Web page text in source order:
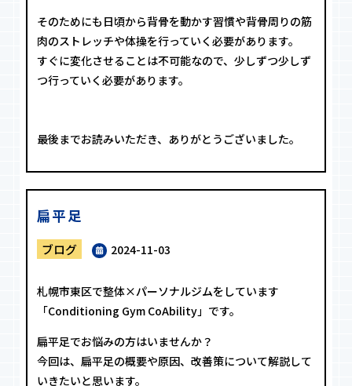
そのためにも日頃から背骨を動かす習慣や背骨周りの筋
肉のストレッチや体操を行っていく必要があります。
すぐに変化させることは不可能なので、少しずつ少しず
つ行っていく必要があります。
最後までお読みいただき、ありがとうございました。
扁平足
ブログ 2024-11-03
札幌市東区で整体×パーソナルジムをしています
「Conditioning Gym CoAbility」です。
扁平足でお悩みの方はいませんか？
今回は、扁平足の概要や原因、改善策について解説して
いきたいと思います。